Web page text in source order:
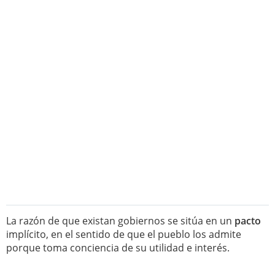
La razón de que existan gobiernos se sitúa en un pacto
implícito, en el sentido de que el pueblo los admite
porque toma conciencia de su utilidad e interés.